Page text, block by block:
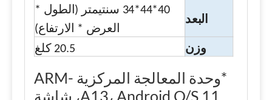
البعد
40*44*34 سنتيمتر (الطول *
العرض * الارتفاع)
وزن 20.5 كلغ
*وحدة المعالجة المركزية ARM-
A13، Android O/S 11، شاشة